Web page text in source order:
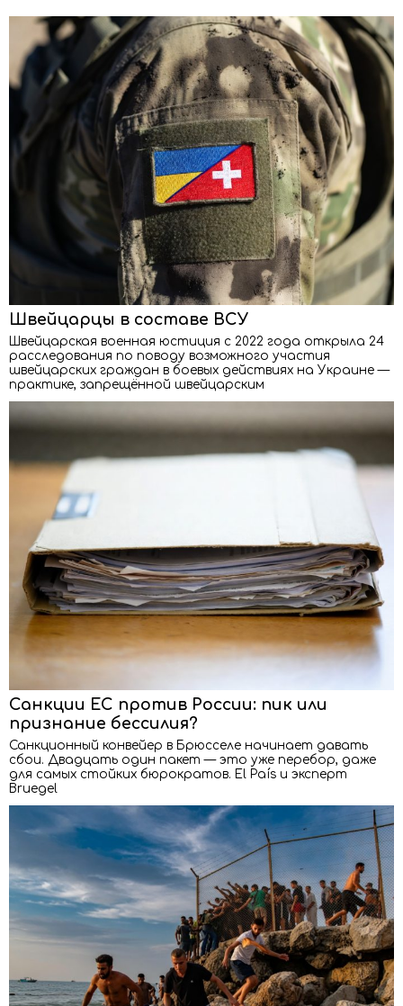
Швейцарцы в составе ВСУ
Швейцарская военная юстиция с 2022 года открыла 24
расследования по поводу возможного участия
швейцарских граждан в боевых действиях на Украине —
практике, запрещённой швейцарским
Санкции ЕС против России: пик или
признание бессилия?
Санкционный конвейер в Брюсселе начинает давать
сбои. Двадцать один пакет — это уже перебор, даже
для самых стойких бюрократов. El País и эксперт
Bruegel